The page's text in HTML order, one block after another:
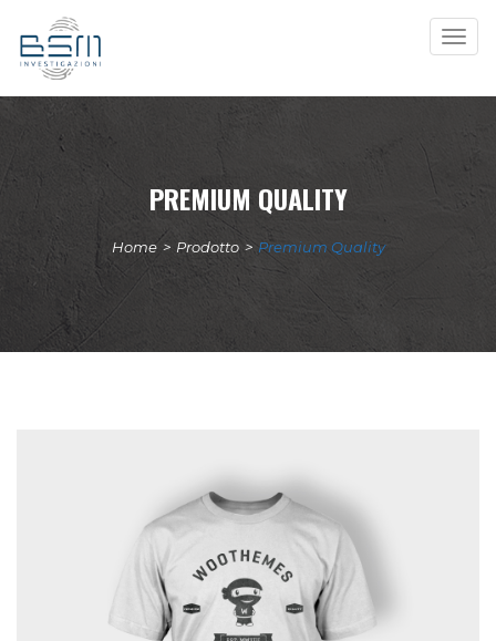
PREMIUM QUALITY
Home > Prodotto > Premium Quality